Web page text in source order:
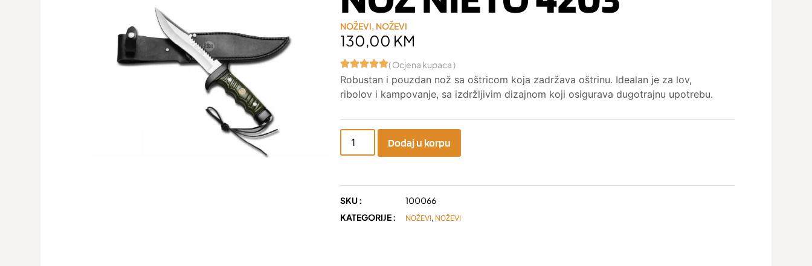
NOŽEVI, NOŽEVI
130,00 KM
( Ocjena kupaca )
Robustan i pouzdan nož sa oštricom koja zadržava oštrinu. Idealan je za lov,
ribolov i kampovanje, sa izdržljivim dizajnom koji osigurava dugotrajnu upotrebu.
Dodaj u korpu
SKU :
100066
KATEGORIJE :
NOŽEVI, NOŽEVI